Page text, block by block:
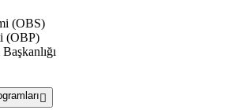
(OBS)
(OBP)